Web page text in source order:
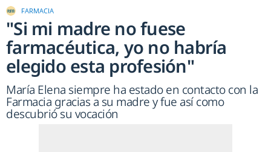
FARMACIA
"Si mi madre no fuese
farmacéutica, yo no habría
elegido esta profesión"
María Elena siempre ha estado en contacto con la
Farmacia gracias a su madre y fue así como
descubrió su vocación